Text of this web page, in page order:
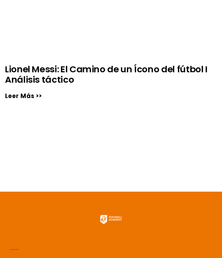
Lionel Messi: El Camino de un Ícono del fútbol I
Análisis táctico
Leer Más >>